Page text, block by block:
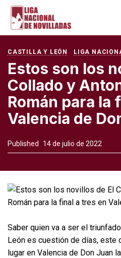
CASTILLA Y LEÓN LIGA
Estos son los
Collado y
Román para la
Valencia de
Published 14 de julio de 2022
Saber quien va a ser el
León es cuestión de días, este
lugar en Valencia de Don Juan